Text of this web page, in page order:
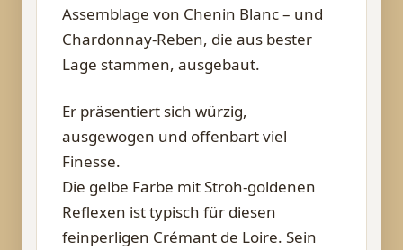
Assemblage von Chenin Blanc – und
Chardonnay-Reben, die aus bester
Lage stammen, ausgebaut.
Er präsentiert sich würzig,
ausgewogen und offenbart viel
Finesse.
Die gelbe Farbe mit Stroh-goldenen
Reflexen ist typisch für diesen
feinperligen Crémant de Loire. Sein